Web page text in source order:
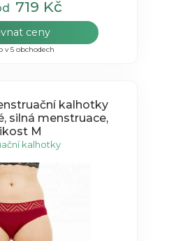
719 Kč
ceny
v 5 obchodech
kalhotky
silná menstruace,
M
kalhotky